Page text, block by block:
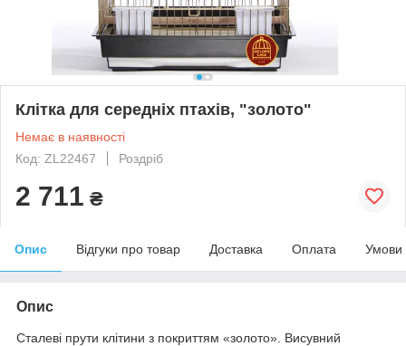
Клітка для середніх птахів, "золото"
Немає в наявності
Код: ZL22467
Роздріб
2 711 ₴
Опис Відгуки про товар Доставка Оплата Умови
Опис
Сталеві прути клітини з покриттям «золото». Висувний